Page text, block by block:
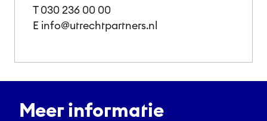
T 030 236 00 00
E info@utrechtpartners.nl
Meer informatie